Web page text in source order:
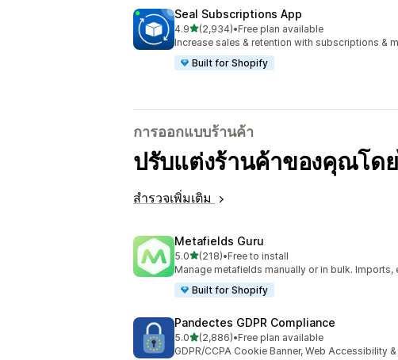
Seal Subscriptions App
4.9เต็ม 5 ดาว
(2,934)
ทั้งหมด 2934 รีวิว
•Free plan available
Increase sales & retention with subscriptions &
Built for Shopify
การออกแบบร้านค้า
ปรับแต่งร้านค้าของคุณโด
สำรวจเพิ่มเติม
Metafields Guru
5.0เต็ม 5 ดาว
(218)
ทั้งหมด 218 รีวิว
•Free to install
Manage metafields manually or in bulk. Imports,
Built for Shopify
Pandectes GDPR Compliance
5.0เต็ม 5 ดาว
(2,886)
ทั้งหมด 2886 รีวิว
•Free plan available
GDPR/CCPA Cookie Banner, Web Accessibility